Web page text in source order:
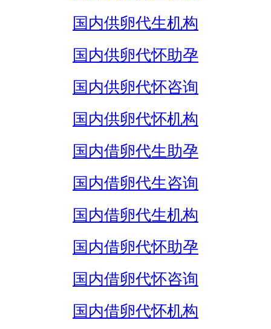
国内供卵代生机构
国内供卵代怀助孕
国内供卵代怀咨询
国内供卵代怀机构
国内借卵代生助孕
国内借卵代生咨询
国内借卵代生机构
国内借卵代怀助孕
国内借卵代怀咨询
国内借卵代怀机构